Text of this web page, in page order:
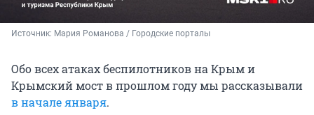
Источник: Мария Романова / Городские порталы
Обо всех атаках беспилотников на Крым и
Крымский мост в прошлом году мы рассказывали
в начале января.